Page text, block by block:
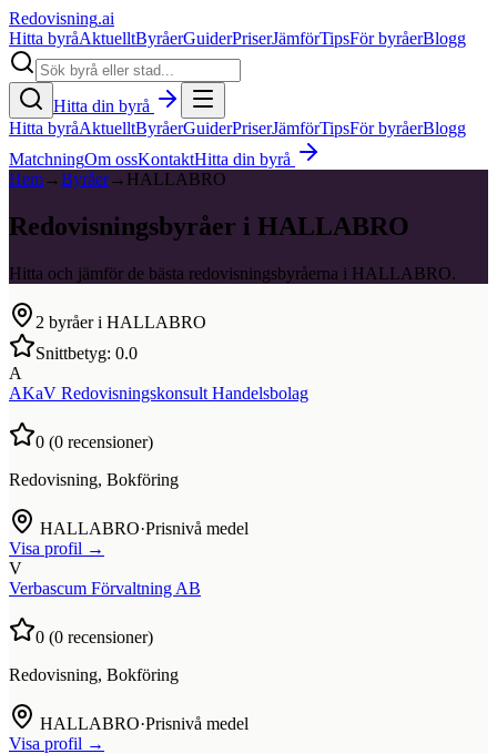
Redovisning.ai
Hitta byråAktuelltByråerGuiderPriserJämförTipsFör byråerBlogg
Hitta din byrå
Hitta byråAktuelltByråerGuiderPriserJämförTipsFör byråerBlogg
MatchningOm ossKontaktHitta din byrå
Hem→Byråer→ HALLABRO
Redovisningsbyråer i HALLABRO
Hitta och jämför de bästa redovisningsbyråerna i HALLABRO.
2 byråer i HALLABRO
Snittbetyg: 0.0
A
AKaV Redovisningskonsult Handelsbolag
0 (0 recensioner)
Redovisning, Bokföring
HALLABRO·Prisnivå medel
Visa profil →
V
Verbascum Förvaltning AB
0 (0 recensioner)
Redovisning, Bokföring
HALLABRO·Prisnivå medel
Visa profil →